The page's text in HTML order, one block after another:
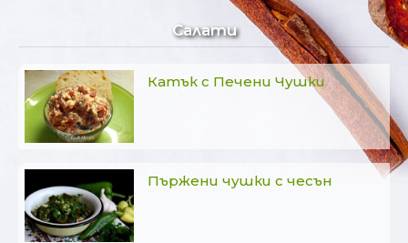
Салати
Катък с Печени Чушки
Пържени чушки с чесън